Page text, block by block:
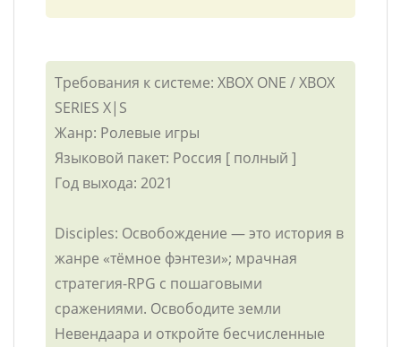
Требования к системе: XBOX ONE / XBOX
SERIES X|S
Жанр: Ролевые игры
Языковой пакет: Россия [ полный ]
Год выхода: 2021
Disciples: Освобождение — это история в
жанре «тёмное фэнтези»; мрачная
стратегия-RPG с пошаговыми
сражениями. Освободите земли
Невендаара и откройте бесчисленные